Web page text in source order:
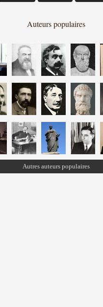
Auteurs populaires
Autres auteurs populaires